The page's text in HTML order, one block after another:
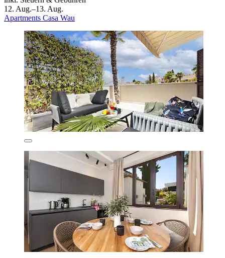
12. Aug.–13. Aug.
Apartments Casa Wau